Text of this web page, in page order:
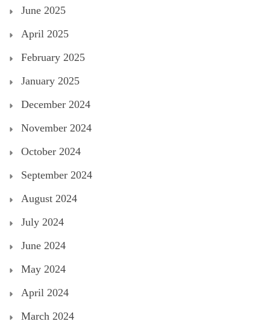
June 2025
April 2025
February 2025
January 2025
December 2024
November 2024
October 2024
September 2024
August 2024
July 2024
June 2024
May 2024
April 2024
March 2024